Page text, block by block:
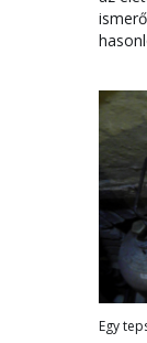
Egy